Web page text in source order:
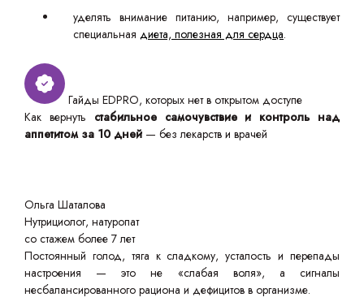
уделять внимание питанию, например, существует
специальная диета, полезная для сердца.
Гайды EDPRO, которых нет в открытом доступе
Как вернуть стабильное самочувствие и контроль над
аппетитом за 10 дней — без лекарств и врачей
Ольга Шаталова
Нутрициолог, натуропат
со стажем более 7 лет
Постоянный голод, тяга к сладкому, усталость и перепады
настроения — это не «слабая воля», а сигналы
несбалансированного рациона и дефицитов в организме.